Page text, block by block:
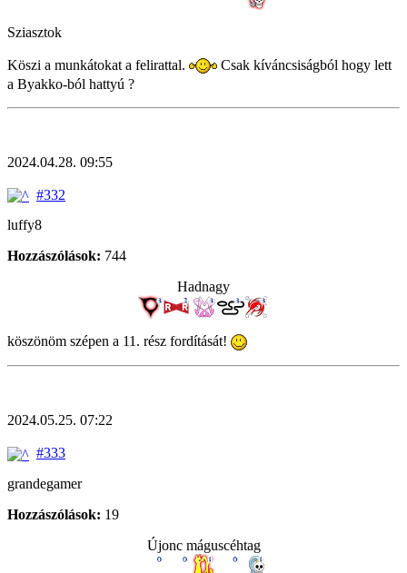
Sziasztok
Köszi a munkátokat a felirattal.
Csak kíváncsiságból hogy lett
a Byakko-ból hattyú ?
2024.04.28. 09:55
#332
luffy8
Hozzászólások: 744
Hadnagy
köszönöm szépen a 11. rész fordítását!
2024.05.25. 07:22
#333
grandegamer
Hozzászólások: 19
Újonc máguscéhtag